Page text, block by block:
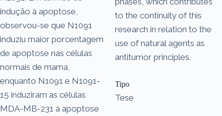
indução à apoptose,
observou-se que N1091
induziu maior porcentagem
de apoptose nas células
normais de mama,
enquanto N1091 e N1091-
15 induziram as células
MDA-MB-231 à apoptose
to the continuity of this
research in relation to the
use of natural agents as
antitumor principles.
Tipo
Tese